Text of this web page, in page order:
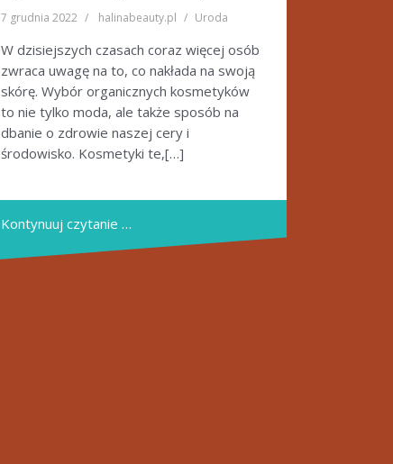
7 grudnia 2022 halinabeauty.pl Uroda
W dzisiejszych czasach coraz więcej osób
zwraca uwagę na to, co nakłada na swoją
skórę. Wybór organicznych kosmetyków
to nie tylko moda, ale także sposób na
dbanie o zdrowie naszej cery i
środowisko. Kosmetyki te,[…]
Kontynuuj czytanie …